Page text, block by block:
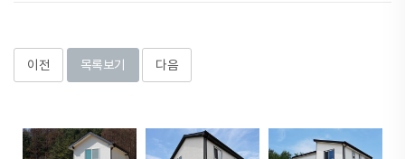
이전 목록보기 다음